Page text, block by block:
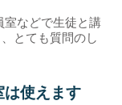
などで生徒と講
とても質問のし
は使えます